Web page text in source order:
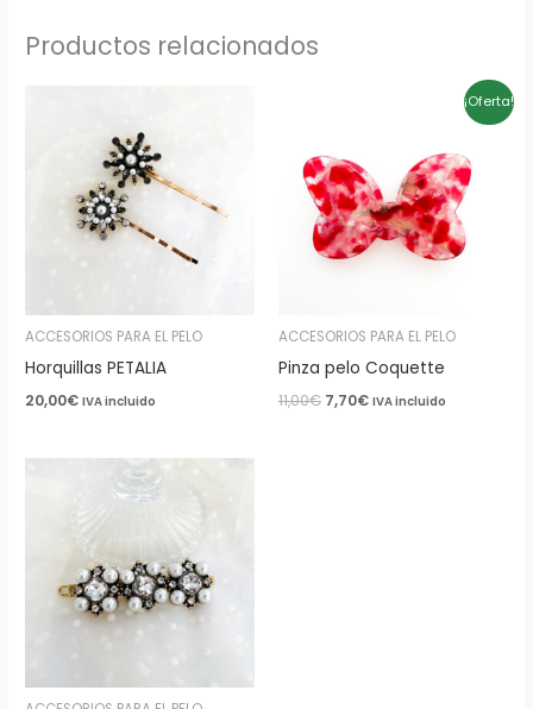
Productos relacionados
ACCESORIOS PARA EL PELO
Horquillas PETALIA
20,00€ IVA incluido
¡Oferta!
ACCESORIOS PARA EL PELO
Pinza pelo Coquette
11,00€
11,00€.
7,70€
7,70€.
IVA incluido